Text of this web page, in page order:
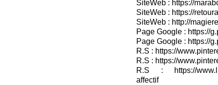
SiteWeb : https://
SiteWeb : https://
SiteWeb : http://
Page Google : https://
Page Google : https://
R.S : https://
R.S : https://
R.S : https://
affectif